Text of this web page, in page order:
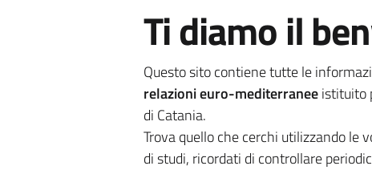
Ti diamo il
Questo sito contiene tutte le
relazioni euro-mediterraneeistituito
di Catania.
Trova quello che cerchi utilizzando le
di studi, ricordati di controllare